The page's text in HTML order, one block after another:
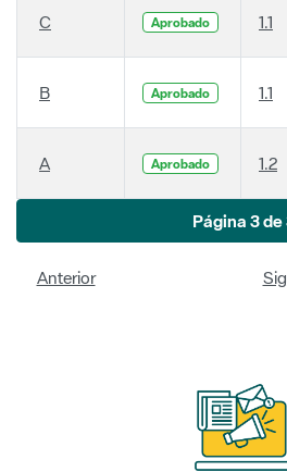
C Aprobado 1.1
B Aprobado 1.1
A Aprobado 1.2
Página 3 de
Anterior